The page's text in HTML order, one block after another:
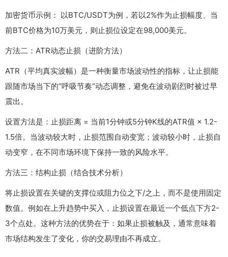
加密货币示例： 以BTC/USDT为例，若以2%作为止损幅度、当
前BTC价格为10万美元，则止损位设定在98,000美元。
方法二：ATR动态止损（进阶方法）
ATR（平均真实波幅）是一种衡量市场波动性的指标，让止损能
跟随市场当下的“呼吸节奏”动态调整，避免在波动剧烈时被过早
震出。
设置方法是：止损距离 = 当前1分钟或5分钟K线的ATR值 × 1.2-
1.5倍。当波动较大时，止损范围自动变宽；波动较小时，止损自
动变窄，在不同市场环境下保持一致的风险水平。
方法三：结构止损（结合技术分析）
将止损设置在关键的支撑位或阻力位之下/之上，而不是使用固定
数值。例如在上升趋势中买入，止损设置在最近一个低点下方2-
3个点处。这种方法的优势在于：如果止损被触及，通常意味着
市场结构发生了变化，你的交易理由不再成立。